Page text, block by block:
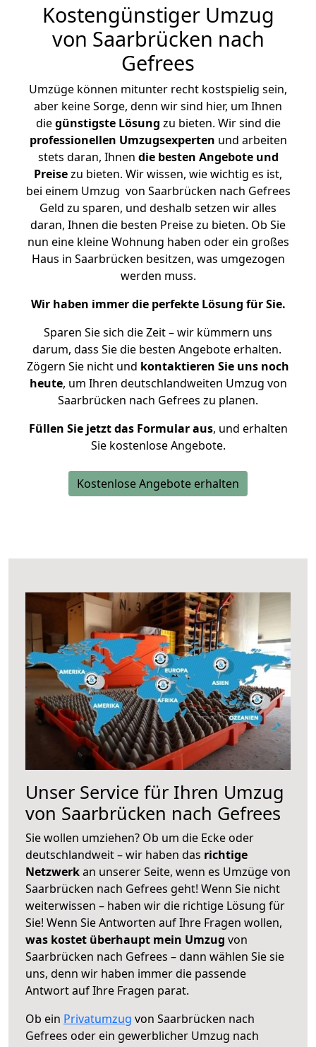
Kostengünstiger Umzug
von Saarbrücken nach
Gefrees
Umzüge können mitunter recht kostspielig sein,
aber keine Sorge, denn wir sind hier, um Ihnen
diegünstigste Lösung zu bieten. Wir sind die
professionellen Umzugsexperten und arbeiten
stets daran, Ihnen die besten Angebote und
Preisezu bieten. Wir wissen, wie wichtig es ist,
bei einem Umzug von Saarbrücken nach Gefrees
Geld zu sparen, und deshalb setzen wir alles
daran, Ihnen die besten Preise zu bieten. Ob Sie
nun eine kleine Wohnung haben oder ein großes
Haus in Saarbrücken besitzen, was umgezogen
werden muss.
Wir haben immer die perfekte Lösung für Sie.
Sparen Sie sich die Zeit – wir kümmern uns
darum, dass Sie die besten Angebote erhalten.
Zögern Sie nicht und kontaktieren Sie uns noch
heute, um Ihren deutschlandweiten Umzug von
Saarbrücken nach Gefrees zu planen.
Füllen Sie jetzt das Formular aus, und erhalten
Sie kostenlose Angebote.
Kostenlose Angebote erhalten
Unser Service für Ihren Umzug
von Saarbrücken nach Gefrees
Sie wollen umziehen? Ob um die Ecke oder
deutschlandweit – wir haben das richtige
Netzwerkan unserer Seite, wenn es Umzüge von
Saarbrücken nach Gefrees geht! Wenn Sie nicht
weiterwissen – haben wir die richtige Lösung für
Sie! Wenn Sie Antworten auf Ihre Fragen wollen,
was kostet überhaupt mein Umzug von
Saarbrücken nach Gefrees – dann wählen Sie sie
uns, denn wir haben immer die passende
Antwort auf Ihre Fragen parat.
Ob ein Privatumzug von Saarbrücken nach
Gefrees oder ein gewerblicher Umzug nach